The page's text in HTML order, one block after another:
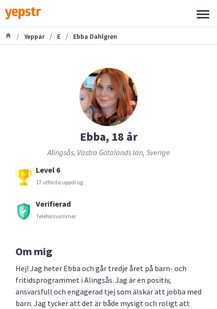
/ Yeppar / E / Ebba Dahlgren
Ebba, 18 år
Alingsås, Västra Götalands län, Sverige
Level 6
17 utförda uppdrag
Verifierad
Telefonnummer
Om mig
Hej! Jag heter Ebba och går tredje året på barn- och
fritidsprogrammet i Alingsås. Jag är en positiv,
ansvarsfull och engagerad tjej som älskar att jobba med
barn. Jag tycker att det är både mysigt och roligt att